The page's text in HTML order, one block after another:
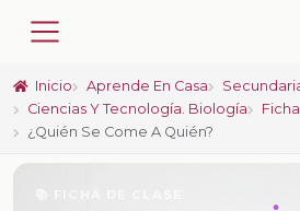
Inicio Aprende En Casa
Ciencias Y Tecnología. Biología
¿Quién Se Come A Quién?